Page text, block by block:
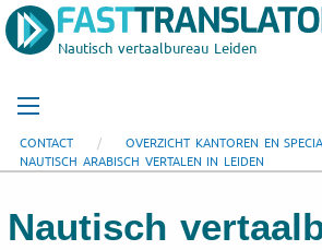
Nautisch vertaalbureau Leiden
CONTACT
OVERZICHT KANTOREN EN
NAUTISCH ARABISCH VERTALEN IN LEIDEN
Nautisch